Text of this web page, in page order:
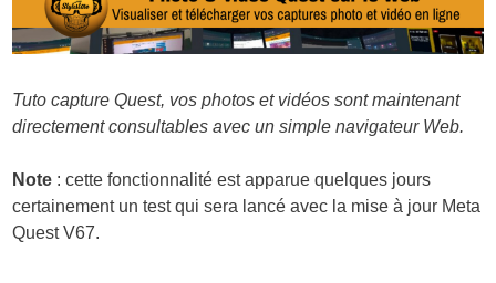
Tuto capture Quest, vos photos et vidéos sont maintenant
directement consultables avec un simple navigateur Web.
Note : cette fonctionnalité est apparue quelques jours
certainement un test qui sera lancé avec la mise à jour Meta
Quest V67.